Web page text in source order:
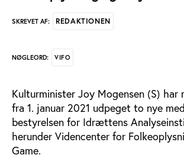
SKREVET AF: REDAKTIONEN
NØGLEORD: VIFO
Kulturminister Joy Mogensen (S) har
fra 1. januar 2021 udpeget to nye
bestyrelsen for Idrættens
herunder Videncenter for
Game.